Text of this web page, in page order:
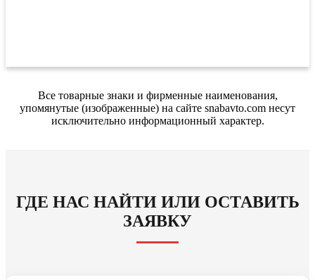
Все товарные знаки и фирменные наименования,
упомянутые (изображенные) на сайте snabavto.com несут
исключительно информационный характер.
ГДЕ НАС НАЙТИ ИЛИ ОСТАВИТЬ
ЗАЯВКУ